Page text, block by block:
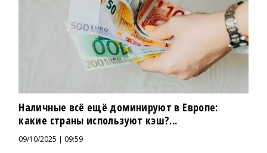
Наличные всё ещё доминируют в Европе:
какие страны используют кэш?...
09/10/2025 | 09:59